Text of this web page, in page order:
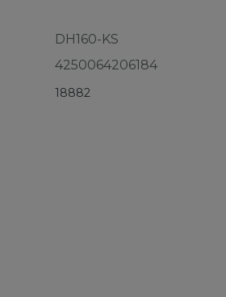
DH160-KS
4250064206184
18882